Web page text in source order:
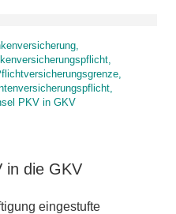
PKV in GKV
in die GKV
eingestufte